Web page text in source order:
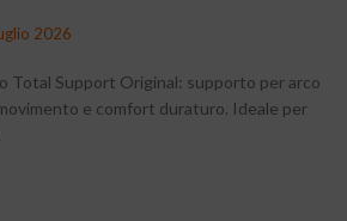
2026
Total Support Original: supporto per arco
e comfort duraturo. Ideale per